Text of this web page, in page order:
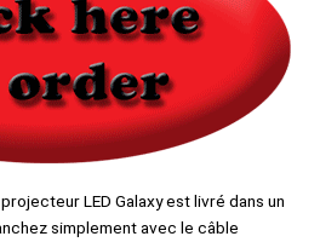
LED Galaxy est livré dans un
simplement avec le câble